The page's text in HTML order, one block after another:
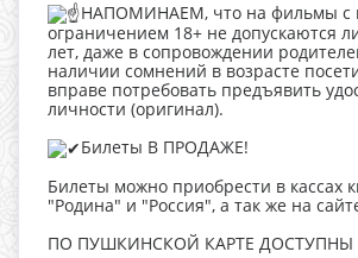
НАПОМИНАЕМ, что на фильмы с
ограничением 18+ не допускаются
лет, даже в сопровождении
наличии сомнений в возрасте
вправе потребовать предъявить
личности (оригинал).
Билеты В ПРОДАЖЕ!
Билеты можно приобрести в кассах
"Родина" и "Россия", а так же на
ПО ПУШКИНСКОЙ КАРТЕ